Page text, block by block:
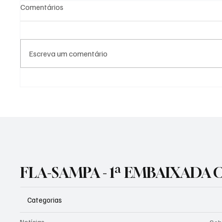
Comentários
Escreva um comentário
FLA-SAMPA - 1ª EMBAIXADA
Categorias